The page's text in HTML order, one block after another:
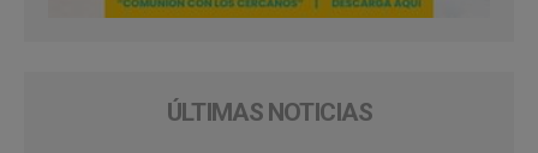
ÚLTIMAS NOTICIAS